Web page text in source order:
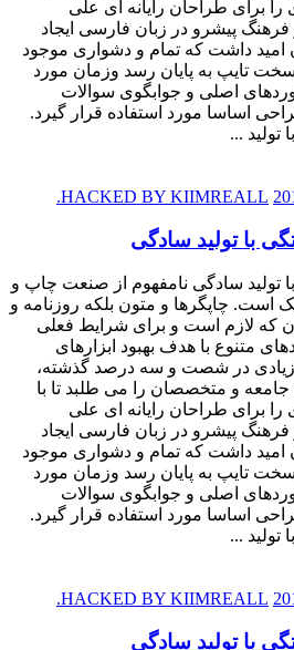
برای طراحان رایانه ای علی
پیشرو در زبان فارسی ایجاد
داشت که تمام و دشواری موجود
سخت تایپ به پایان رسد وزمان مورد
اصلی و جوابگوی سوالات
اساسا مورد استفاده قرار گیرد.
تولید ...
HACKED BY KIIMREALL.
با تولید سادگی
تولید سادگی نامفهوم از صنعت چاپ و
است. چاپگرها و متون بلکه روزنامه و
که لازم است و برای شرایط فعلی
متنوع با هدف بهبود ابزارهای
زیادی در شصت و سه درصد گذشته،
و متخصصان را می طلبد تا با
برای طراحان رایانه ای علی
پیشرو در زبان فارسی ایجاد
داشت که تمام و دشواری موجود
سخت تایپ به پایان رسد وزمان مورد
اصلی و جوابگوی سوالات
اساسا مورد استفاده قرار گیرد.
تولید ...
HACKED BY KIIMREALL.
با تولید سادگی